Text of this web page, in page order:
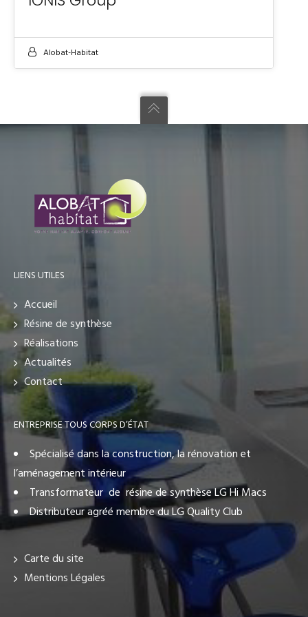
Alobat-Habitat
LIENS UTILES
Accueil
Résine de synthèse
Réalisations
Actualités
Contact
ENTREPRISE TOUS CORPS D’ÉTAT
Spécialisé dans la construction, la rénovation et
l’aménagement intérieur
Transformateur de résine de synthèse LG Hi Macs
Distributeur agréé membre du LG Quality Club
Carte du site
Mentions Légales